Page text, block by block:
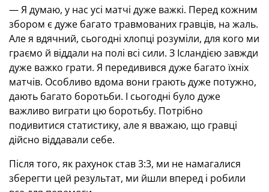
— Я думаю, у нас усі матчі дуже важкі. Перед кожним
збором є дуже багато травмованих гравців, на жаль.
Але я вдячний, сьогодні хлопці розуміли, для кого ми
граємо й віддали на полі всі сили. З Ісландією завжди
дуже важко грати. Я передивився дуже багато їхніх
матчів. Особливо вдома вони грають дуже потужно,
дають багато боротьби. І сьогодні було дуже
важливо виграти цю боротьбу. Потрібно
подивитися статистику, але я вважаю, що гравці
дійсно віддавали себе.
Після того, як рахунок став 3:3, ми не намагалися
зберегти цей результат, ми йшли вперед і робили